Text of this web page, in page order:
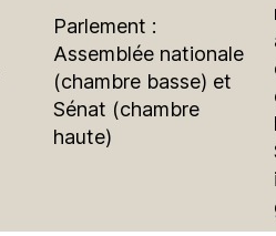
Parlement :
Assemblée nationale
(chambre basse) et
Sénat (chambre
haute)